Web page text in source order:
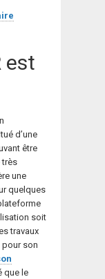
est
d’une
être
très
une
quelques
soit
travaux
son
que le